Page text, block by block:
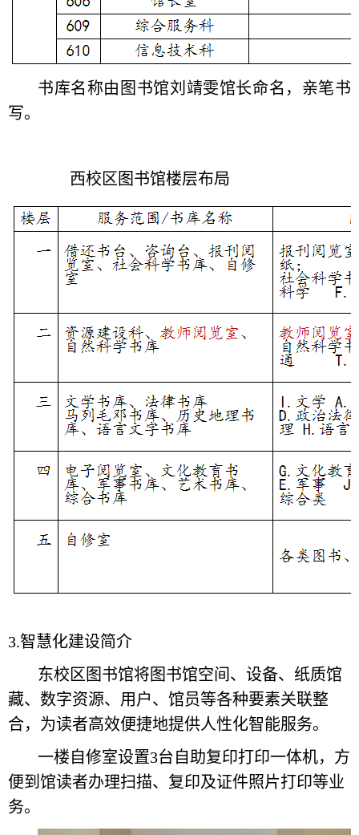
书库名称由图书馆刘靖雯馆长命名，亲笔书
写。
西校区图书馆楼层布局
3.智慧化建设简介
东校区图书馆将图书馆空间、设备、纸质馆
藏、数字资源、用户、馆员等各种要素关联整
合，为读者高效便捷地提供人性化智能服务。
一楼自修室设置3台自助复印打印一体机，方
便到馆读者办理扫描、复印及证件照片打印等业
务。